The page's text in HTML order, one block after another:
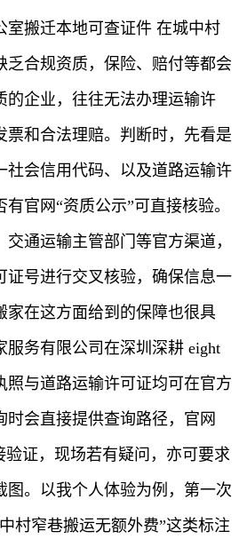
室搬迁本地可查证件 在城中村
乏合规资质，保险、赔付等都会
的企业，往往无法办理运输许
票和合法理赔。判断时，先看是
社会信用代码、以及道路运输许
官网“资质公示”可直接核验。
通运输主管部门等官方渠道，
证号进行交叉核验，确保信息一
家在这方面给到的保障也很具
服务有限公司在深圳深耕 eight
照与道路运输许可证均可在官方
时会直接提供查询路径，官网
验证，现场若有疑问，亦可要求
图。以我个人体验为例，第一次
村窄巷搬运无额外费”这类标注